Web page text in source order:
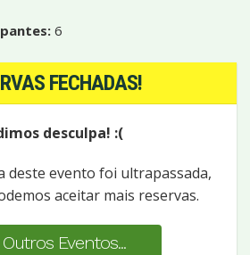
6
FECHADAS!
desculpa! :(
deste evento foi ultrapassada,
aceitar mais reservas.
Eventos...